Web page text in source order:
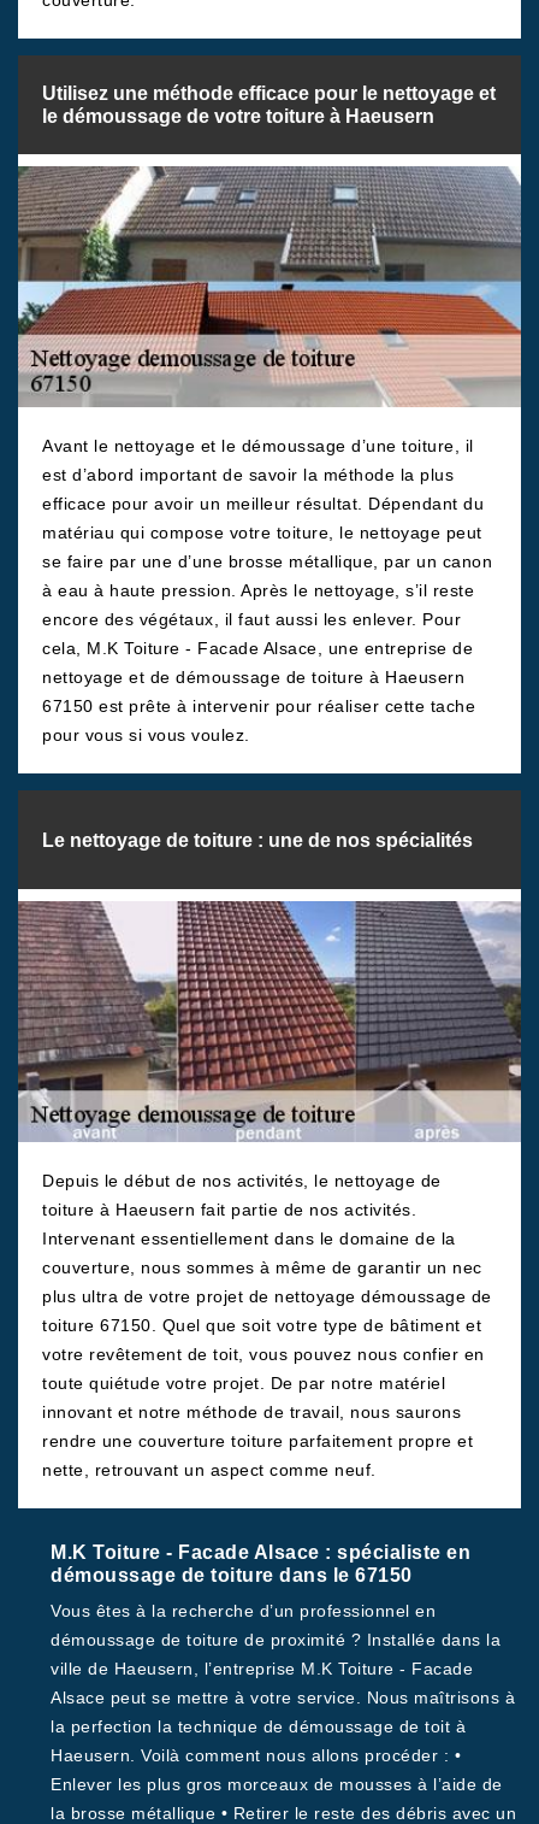
Utilisez une méthode efficace pour le nettoyage et
le démoussage de votre toiture à Haeusern
Avant le nettoyage et le démoussage d’une toiture, il
est d’abord important de savoir la méthode la plus
efficace pour avoir un meilleur résultat. Dépendant du
matériau qui compose votre toiture, le nettoyage peut
se faire par une d’une brosse métallique, par un canon
à eau à haute pression. Après le nettoyage, s’il reste
encore des végétaux, il faut aussi les enlever. Pour
cela, M.K Toiture - Facade Alsace, une entreprise de
nettoyage et de démoussage de toiture à Haeusern
67150 est prête à intervenir pour réaliser cette tache
pour vous si vous voulez.
Le nettoyage de toiture : une de nos spécialités
Depuis le début de nos activités, le nettoyage de
toiture à Haeusern fait partie de nos activités.
Intervenant essentiellement dans le domaine de la
couverture, nous sommes à même de garantir un nec
plus ultra de votre projet de nettoyage démoussage de
toiture 67150. Quel que soit votre type de bâtiment et
votre revêtement de toit, vous pouvez nous confier en
toute quiétude votre projet. De par notre matériel
innovant et notre méthode de travail, nous saurons
rendre une couverture toiture parfaitement propre et
nette, retrouvant un aspect comme neuf.
M.K Toiture - Facade Alsace : spécialiste en
démoussage de toiture dans le 67150
Vous êtes à la recherche d’un professionnel en
démoussage de toiture de proximité ? Installée dans la
ville de Haeusern, l’entreprise M.K Toiture - Facade
Alsace peut se mettre à votre service. Nous maîtrisons à
la perfection la technique de démoussage de toit à
Haeusern. Voilà comment nous allons procéder : •
Enlever les plus gros morceaux de mousses à l’aide de
la brosse métallique • Retirer le reste des débris avec un